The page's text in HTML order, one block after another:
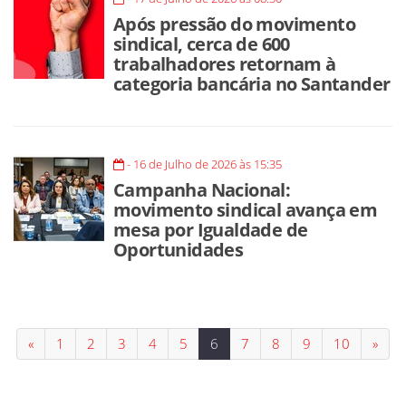
Após pressão do movimento
sindical, cerca de 600
trabalhadores retornam à
categoria bancária no Santander
- 16 de Julho de 2026 às 15:35
Campanha Nacional:
movimento sindical avança em
mesa por Igualdade de
Oportunidades
« 1 2 3 4 5 6 7 8 9 10 »